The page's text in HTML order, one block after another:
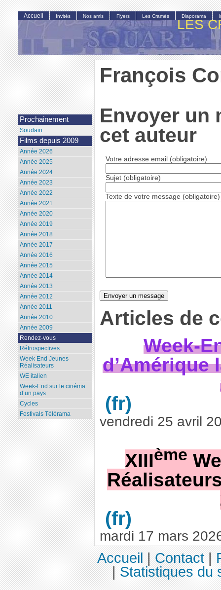
LES
François
Envoyer un
cet auteur
Votre adresse email (obligatoire)
Sujet (obligatoire)
Texte de votre message (obligatoire)
Articles de
Week-
d’Amérique
vendredi 25 avril
XIIIème
mardi 17 mars
Accueil Invités Nos amis Flyers Les Cramés Diaporama
Prochainement
Soudain
Films depuis 2009
Année 2026
Année 2025
Année 2024
Année 2023
Année 2022
Année 2021
Année 2020
Année 2019
Année 2018
Année 2017
Année 2016
Année 2015
Année 2014
Année 2013
Année 2012
Année 2011
Année 2010
Année 2009
Rendez-vous
Rétrospectives
Week End Jeunes
Réalisateurs
WE italien
Week-End sur le cinéma
d’un pays
Cycles
Festivals Télérama
Accueil|Contact|
|Statistiques du